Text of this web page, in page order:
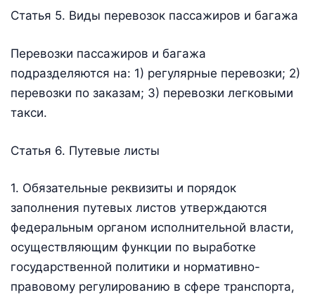
Статья 5. Виды перевозок пассажиров и багажа
Перевозки пассажиров и багажа
подразделяются на: 1) регулярные перевозки; 2)
перевозки по заказам; 3) перевозки легковыми
такси.
Статья 6. Путевые листы
1. Обязательные реквизиты и порядок
заполнения путевых листов утверждаются
федеральным органом исполнительной власти,
осуществляющим функции по выработке
государственной политики и нормативно-
правовому регулированию в сфере транспорта,